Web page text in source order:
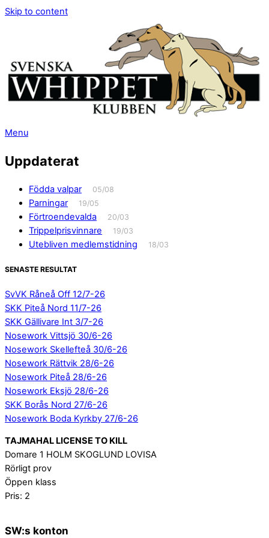
Skip to content
Menu
Uppdaterat
Födda valpar 05/08
Parningar 19/05
Förtroendevalda 20/03
Trippelprisvinnare 19/03
Utebliven medlemstidning 18/03
SENASTE RESULTAT
SvVK Råneå Off 12/7-26
SKK Piteå Nord 11/7-26
SKK Gällivare Int 3/7-26
Nosework Vittsjö 30/6-26
Nosework Skellefteå 30/6-26
Nosework Rättvik 28/6-26
Nosework Piteå 28/6-26
Nosework Eksjö 28/6-26
SKK Borås Nord 27/6-26
Nosework Boda Kyrkby 27/6-26
TAJMAHAL LICENSE TO KILL
Domare 1 HOLM SKOGLUND LOVISA
Rörligt prov
Öppen klass
Pris: 2
SW:s konton